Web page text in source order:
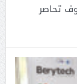
تحاصر